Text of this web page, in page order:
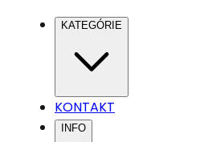
KATEGÓRIE
KONTAKT
INFO